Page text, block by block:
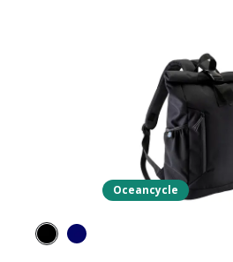
Oceancycle